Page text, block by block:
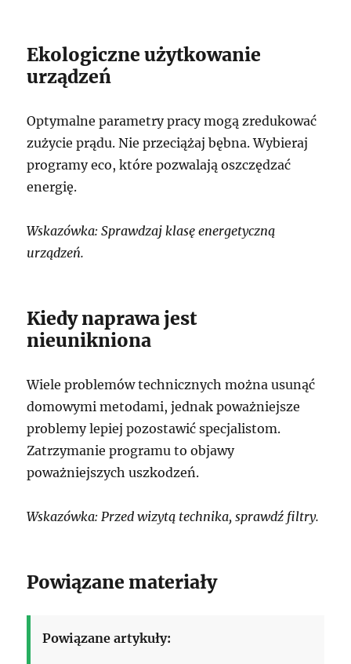
Ekologiczne użytkowanie
urządzeń
Optymalne parametry pracy mogą zredukować
zużycie prądu. Nie przeciążaj bębna. Wybieraj
programy eco, które pozwalają oszczędzać
energię.
Wskazówka: Sprawdzaj klasę energetyczną
urządzeń.
Kiedy naprawa jest
nieunikniona
Wiele problemów technicznych można usunąć
domowymi metodami, jednak poważniejsze
problemy lepiej pozostawić specjalistom.
Zatrzymanie programu to objawy
poważniejszych uszkodzeń.
Wskazówka: Przed wizytą technika, sprawdź filtry.
Powiązane materiały
Powiązane artykuły: